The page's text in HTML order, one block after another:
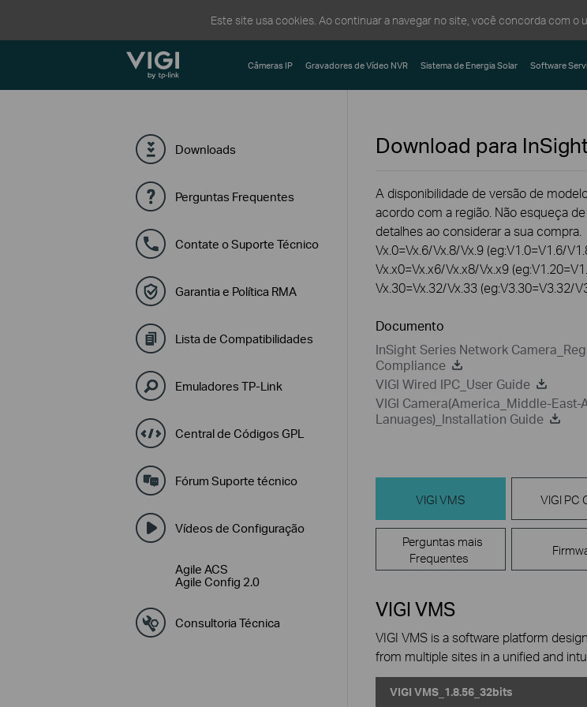
Este site usa cookies. Ao continuar a navegar no site, você concorda com o
TP-Link, Reliably Smart Câmeras IP Gravadores de Vídeo NVR Sistema de Energia Solar Software
Downloads
Perguntas Frequentes
Contate o Suporte Técnico
Garantia e Política RMA
Lista de Compatibilidades
Emuladores TP-Link
Central de Códigos GPL
Fórum Suporte técnico
Vídeos de Configuração
Agile ACS
Agile Config 2.0
Consultoria Técnica
Download para
A disponibilidade de versão de
acordo com a região. Não esqueça
detalhes ao considerar a sua compra.
Vx.0=Vx.6/Vx.8/Vx.9 (eg:V1.0=V1.6/
Vx.x0=Vx.x6/Vx.x8/Vx.x9
Vx.30=Vx.32/Vx.33 (eg:V3.30=V3.32/
Documento
InSight Series Network
Compliance
VIGI Wired IPC_User Guide
VIGI Camera(America_Middle-East-
Lanuages)_Installation Guide
VIGI VMS VIGI PC
Perguntas mais
Frequentes
VIGI VMS
VIGI VMS is a software platform
from multiple sites in a unified and
VIGI VMS_1.8.56_32bits